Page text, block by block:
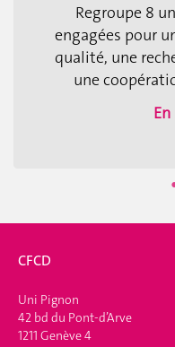
Regroupe 8
engagées pour
qualité, une
une
CFCD
Uni Pignon
42 bd du Pont-d’Arve
1211 Genève 4